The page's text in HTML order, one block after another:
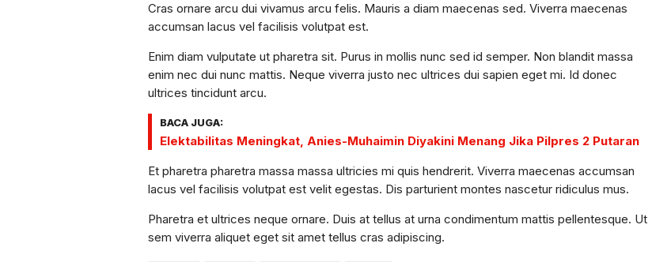
Cras ornare arcu dui vivamus arcu felis. Mauris a diam maecenas sed. Viverra maecenas
accumsan lacus vel facilisis volutpat est.
Enim diam vulputate ut pharetra sit. Purus in mollis nunc sed id semper. Non blandit massa
enim nec dui nunc mattis. Neque viverra justo nec ultrices dui sapien eget mi. Id donec
ultrices tincidunt arcu.
BACA JUGA:
Elektabilitas Meningkat, Anies-Muhaimin Diyakini Menang Jika Pilpres 2 Putaran
Et pharetra pharetra massa massa ultricies mi quis hendrerit. Viverra maecenas accumsan
lacus vel facilisis volutpat est velit egestas. Dis parturient montes nascetur ridiculus mus.
Pharetra et ultrices neque ornare. Duis at tellus at urna condimentum mattis pellentesque. Ut
sem viverra aliquet eget sit amet tellus cras adipiscing.